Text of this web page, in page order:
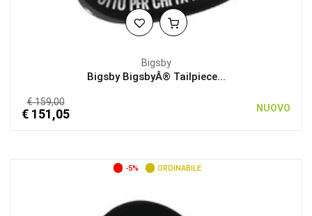
Bigsby
Bigsby BigsbyÂ® Tailpiece...
€ 159,00
€ 151,05 NUOVO
-5% ORDINABILE